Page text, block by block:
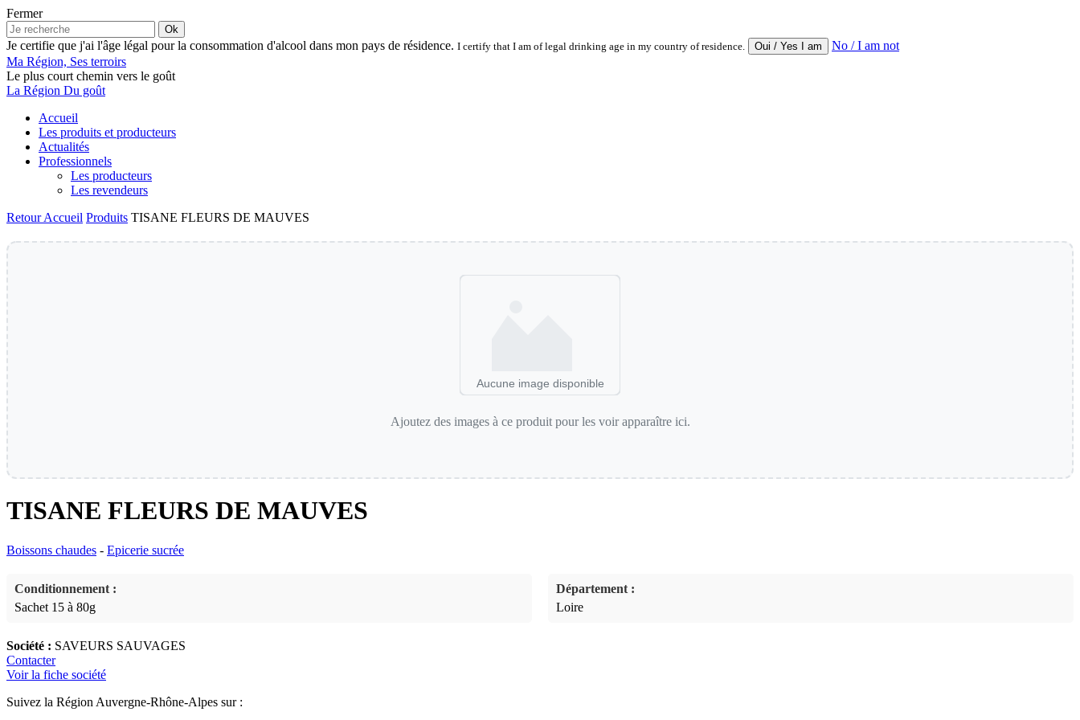
Fermer
Ok
Je certifie que j'ai l'âge légal pour la consommation d'alcool dans mon pays de résidence. I certify that I am of legal drinking age in my country of residence.
No / I am not
Ma Région, Ses terroirs
Le plus court chemin vers le goût
La Région Du goût
Accueil
Les produits et producteurs
Actualités
Professionnels
Les producteurs
Les revendeurs
RetourAccueil Produits TISANE FLEURS DE MAUVES
Aucune image disponible
Ajoutez des images à ce produit pour les voir apparaître ici.
TISANE FLEURS DE MAUVES
Boissons chaudes - Epicerie sucrée
Conditionnement :
Sachet 15 à 80g
Département :
Loire
Société : SAVEURS SAUVAGES
Contacter
Voir la fiche société
Suivez la Région Auvergne-Rhône-Alpes sur :